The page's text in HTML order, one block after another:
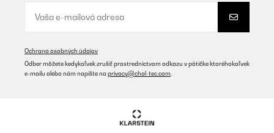
Ochrana osobných údajov
Odber môžete kedykoľvek zrušiť prostredníctvom odkazu v pätičke ktoréhokoľvek
e-mailu alebo nám napíšte na privacy@chal-tec.com